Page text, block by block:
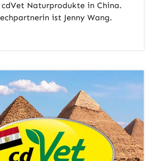
Naturprodukte in China.
ist Jenny Wang.